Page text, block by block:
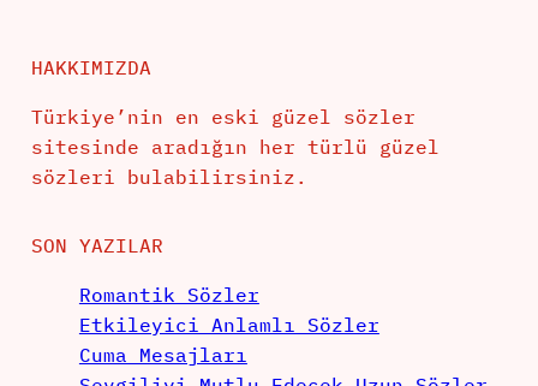
HAKKIMIZDA
Türkiye’nin en eski güzel sözler
sitesinde aradığın her türlü güzel
sözleri bulabilirsiniz.
SON YAZILAR
Romantik Sözler
Etkileyici Anlamlı Sözler
Cuma Mesajları